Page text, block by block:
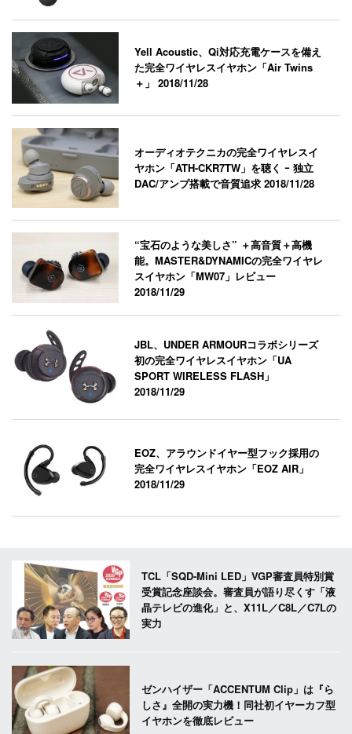
Yell Acoustic、Qi対応充電ケースを備え
た完全ワイヤレスイヤホン「Air Twins
＋」2018/11/28
オーディオテクニカの完全ワイヤレスイ
ヤホン「ATH-CKR7TW」を聴く ｰ 独立
DAC/アンプ搭載で音質追求2018/11/28
“宝石のような美しさ” ＋高音質＋高機
能。MASTER&DYNAMICの完全ワイヤレ
スイヤホン「MW07」レビュー
2018/11/29
JBL、UNDER ARMOURコラボシリーズ
初の完全ワイヤレスイヤホン「UA
SPORT WIRELESS FLASH」
2018/11/29
EOZ、アラウンドイヤー型フック採用の
完全ワイヤレスイヤホン「EOZ AIR」
2018/11/29
TCL「SQD-Mini LED」VGP審査員特別賞
受賞記念座談会。審査員が語り尽くす「液
晶テレビの進化」と、X11L／C8L／C7Lの
実力
ゼンハイザー「ACCENTUM Clip」は『ら
しさ』全開の実力機！同社初イヤーカフ型
イヤホンを徹底レビュー